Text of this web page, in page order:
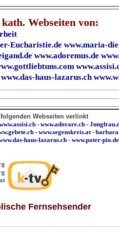
Webseiten von:
Eucharistie.de www.maria-
www.adoremus.de
www.das-haus-lazarus.ch
Webseiten verlinkt
- www.adorare.ch -
- www.segenskreis.at-
haus-lazarus.ch - www.pater-pio.de
Fernsehsender